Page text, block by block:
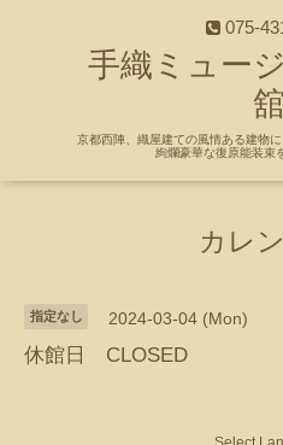
075-
手織ミュー
舘
京都西陣、織屋建ての風情ある建物
絢爛豪華な復原能装束
カレ
指定なし 2024-03-04 (Mon)
休館日 CLOSED